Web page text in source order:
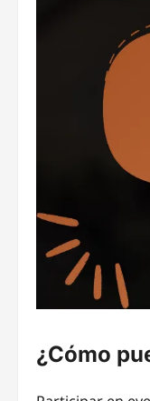
¿Cómo